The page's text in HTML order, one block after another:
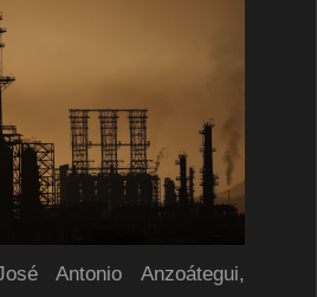
Antonio Anzoátegui,